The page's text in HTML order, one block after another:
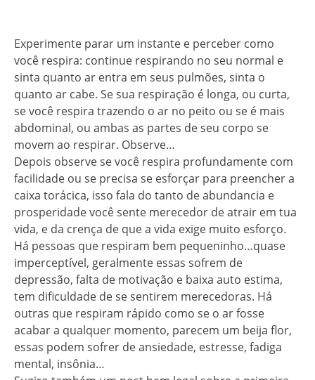
Experimente parar um instante e perceber como
você respira: continue respirando no seu normal e
sinta quanto ar entra em seus pulmões, sinta o
quanto ar cabe. Se sua respiração é longa, ou curta,
se você respira trazendo o ar no peito ou se é mais
abdominal, ou ambas as partes de seu corpo se
movem ao respirar. Observe…
Depois observe se você respira profundamente com
facilidade ou se precisa se esforçar para preencher a
caixa torácica, isso fala do tanto de abundancia e
prosperidade você sente merecedor de atrair em tua
vida, e da crença de que a vida exige muito esforço.
Há pessoas que respiram bem pequeninho…quase
imperceptível, geralmente essas sofrem de
depressão, falta de motivação e baixa auto estima,
tem dificuldade de se sentirem merecedoras. Há
outras que respiram rápido como se o ar fosse
acabar a qualquer momento, parecem um beija flor,
essas podem sofrer de ansiedade, estresse, fadiga
mental, insônia…